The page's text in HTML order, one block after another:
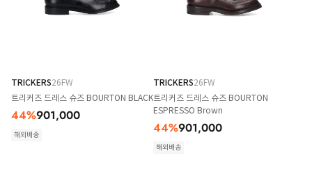
TRICKERS26FW
트리커즈 드레스 슈즈 BOURTON BLACK
44%901,000
해외배송
TRICKERS26FW
트리커즈 드레스 슈즈 BOURTON
ESPRESSO Brown
44%901,000
해외배송